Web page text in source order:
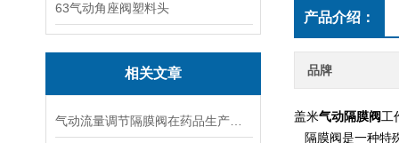
63气动角座阀塑料头
相关文章
产品介绍：
品牌
盖米气动隔膜阀工
隔膜阀是一种特